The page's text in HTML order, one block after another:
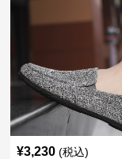
¥3,230 (税込)